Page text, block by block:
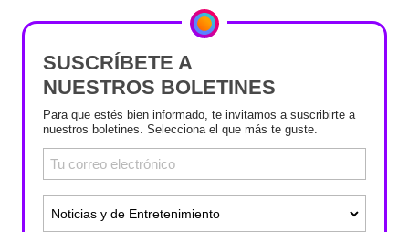
SUSCRÍBETE A
NUESTROS BOLETINES
Para que estés bien informado, te invitamos a suscribirte a
nuestros boletines. Selecciona el que más te guste.